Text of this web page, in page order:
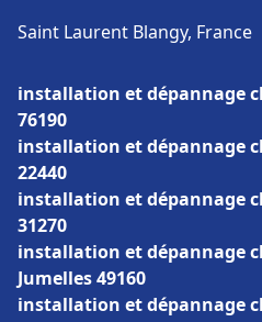
Saint Laurent Blangy, France
installation et dépannage
76190
installation et dépannage
22440
installation et dépannage
31270
installation et dépannage
Jumelles 49160
installation et dépannage